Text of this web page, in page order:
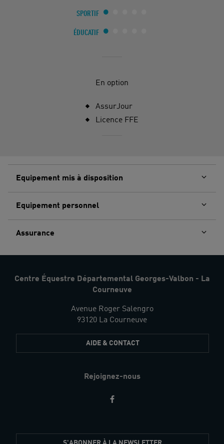
SPORTIF
ÉDUCATIF
En option
AssurJour
Licence FFE
Equipement mis à disposition
Equipement personnel
Assurance
Centre Équestre Départemental Georges-Valbon - La
Courneuve
Avenue Roger Salengro
93120 La Courneuve
AIDE & CONTACT
Rejoignez-nous